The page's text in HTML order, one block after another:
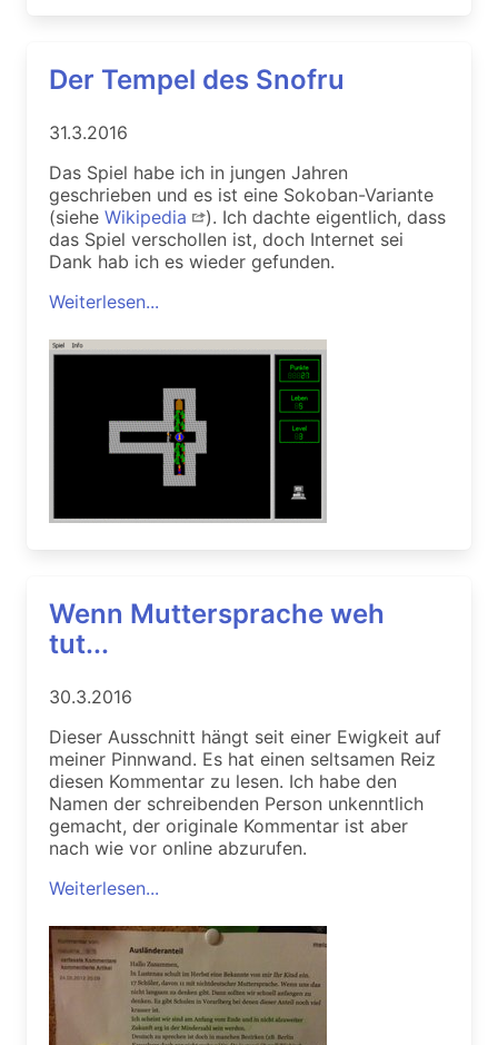
Der Tempel des Snofru
31.3.2016
Das Spiel habe ich in jungen Jahren
geschrieben und es ist eine Sokoban-Variante
(siehe Wikipedia
). Ich dachte eigentlich, dass
das Spiel verschollen ist, doch Internet sei
Dank hab ich es wieder gefunden.
Weiterlesen...
Wenn Muttersprache weh
tut...
30.3.2016
Dieser Ausschnitt hängt seit einer Ewigkeit auf
meiner Pinnwand. Es hat einen seltsamen Reiz
diesen Kommentar zu lesen. Ich habe den
Namen der schreibenden Person unkenntlich
gemacht, der originale Kommentar ist aber
nach wie vor online abzurufen.
Weiterlesen...